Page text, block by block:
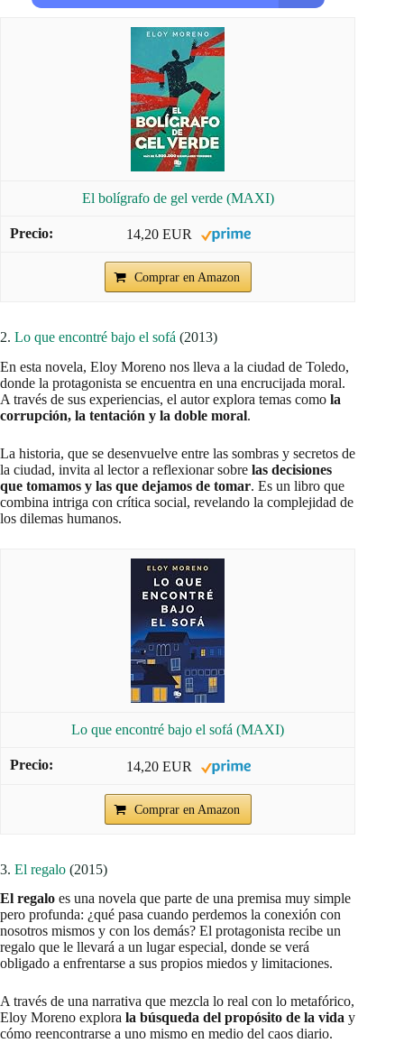
El bolígrafo de gel verde (MAXI)
14,20 EUR
Comprar en Amazon
2. Lo que encontré bajo el sofá (2013)
En esta novela, Eloy Moreno nos lleva a la ciudad de Toledo,
donde la protagonista se encuentra en una encrucijada moral.
A través de sus experiencias, el autor explora temas como la
corrupción, la tentación y la doble moral.
La historia, que se desenvuelve entre las sombras y secretos de
la ciudad, invita al lector a reflexionar sobre las decisiones
que tomamos y las que dejamos de tomar. Es un libro que
combina intriga con crítica social, revelando la complejidad de
los dilemas humanos.
Lo que encontré bajo el sofá (MAXI)
14,20 EUR
Comprar en Amazon
3. El regalo (2015)
El regalo es una novela que parte de una premisa muy simple
pero profunda: ¿qué pasa cuando perdemos la conexión con
nosotros mismos y con los demás? El protagonista recibe un
regalo que le llevará a un lugar especial, donde se verá
obligado a enfrentarse a sus propios miedos y limitaciones.
A través de una narrativa que mezcla lo real con lo metafórico,
Eloy Moreno explora la búsqueda del propósito de la vida y
cómo reencontrarse a uno mismo en medio del caos diario.